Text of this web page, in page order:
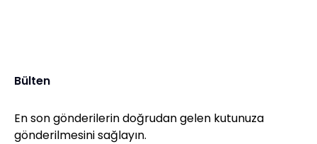
Bülten
En son gönderilerin doğrudan gelen kutunuza
gönderilmesini sağlayın.